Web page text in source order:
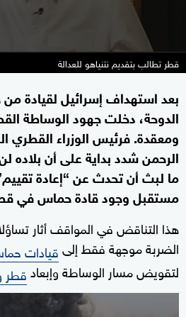
قطر تطالب بتقديم نتنياهو للعدالة
بعد استهداف إسرائيل لقيادة
الدوحة، دخلت جهود الوساطة
ومعقدة. فرئيس الوزراء القطري
الرحمن شدد بداية على أن بلاده
ما لبث أن تحدث عن “إعادة
مستقبل وجود قادة حماس في
هذا التناقض في المواقف أثار
الضربة موجهة فقط إلىقيادات
لتقويض مسار الوساطة وإبعادقطر